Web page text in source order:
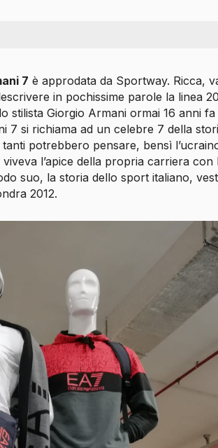
7 è approdata da Sportway. Ricca,
in pochissime parole la linea
stilista Giorgio Armani ormai 16 anni
7 si richiama ad un celebre 7 della
potrebbero pensare, bensì
l’apice della propria carriera con
suo, la storia dello sport italiano,
2012.